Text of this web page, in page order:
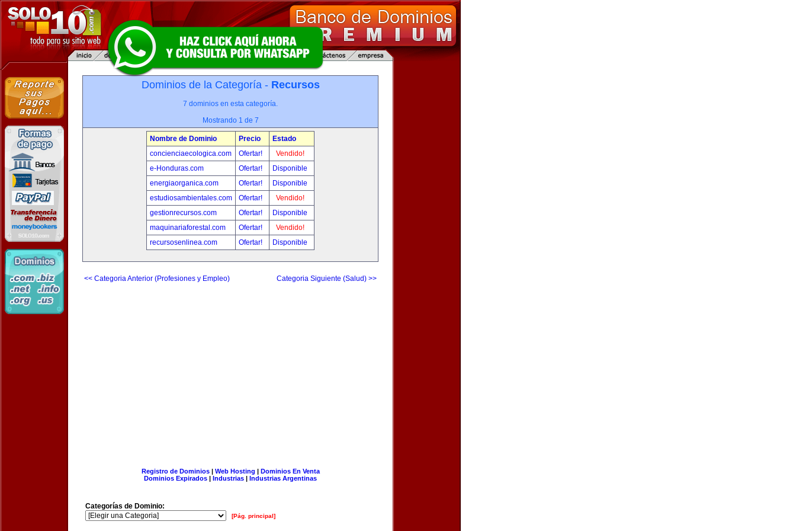
Dominios de la Categoría - Recursos
7 dominios en esta categoría.
Mostrando 1 de 7
Nombre de Dominio Precio
Estado
concienciaecologica.com
Ofertar!
Vendido!
e-Honduras.com
Ofertar!
Disponible
energiaorganica.com
Ofertar!
Disponible
estudiosambientales.com
Ofertar!
Vendido!
gestionrecursos.com
Ofertar!
Disponible
maquinariaforestal.com
Ofertar!
Vendido!
recursosenlinea.com
Ofertar! Disponible
<< Categoria Anterior (Profesiones y Empleo) Categoria Siguiente (Salud) >>
Registro de Dominios| Web Hosting | Dominios En Venta
Dominios Expirados | Industrias | Industrias Argentinas
Categorías de Dominio:
[Pág. principal]